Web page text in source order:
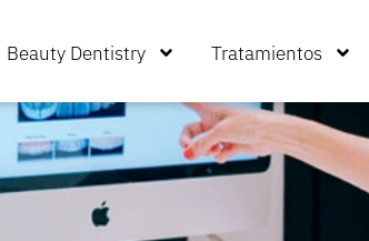
Beauty Dentistry Tratamientos